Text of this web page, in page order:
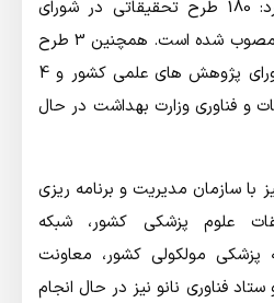
داخل کشور خاطرنشان کرد: 180 طرح تحقیقاتی در شورای
علمی پژوهشکده ابن سینا مصوب شده است. همچنین 3 طرح
ویژه و یک طرح ملی با شورای پژوهش های علمی کشور و 4
و فناوری وزارت بهداشت در حال
50 طرح نیز با سازمان مدیریت و برنامه ریزی
علوم پزشکی کشور، شبکه
پزشکی مولکولی کشور، معاونت
فناوری نانو نیز در حال انجام